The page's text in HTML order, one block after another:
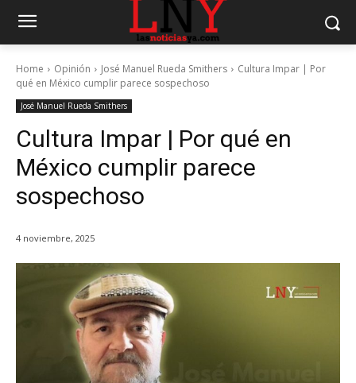
Home Opinión José Manuel Rueda Smithers
Cultura Impar | Por
qué en México cumplir parece sospechoso
José Manuel Rueda Smithers
Cultura Impar | Por qué en
México cumplir parece
sospechoso
4 noviembre, 2025